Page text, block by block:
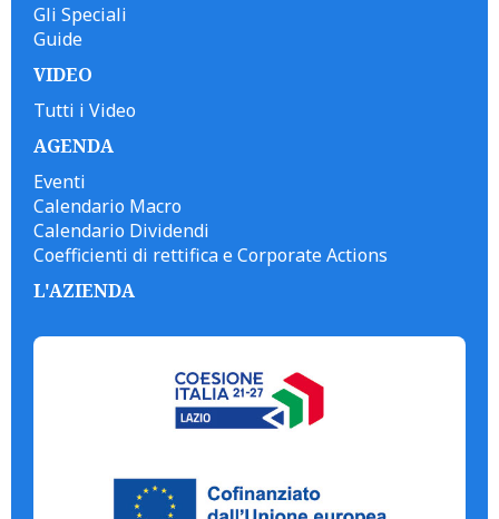
Gli Speciali
Guide
VIDEO
Tutti i Video
AGENDA
Eventi
Calendario Macro
Calendario Dividendi
Coefficienti di rettifica e Corporate Actions
L'AZIENDA